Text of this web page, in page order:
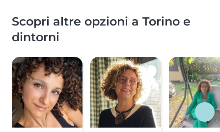
Scopri altre opzioni a Torino e
dintorni